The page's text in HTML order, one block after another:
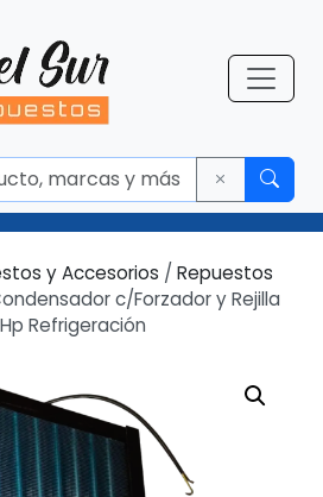
y Accesorios / Repuestos
c/Forzador y Rejilla
Refrigeración